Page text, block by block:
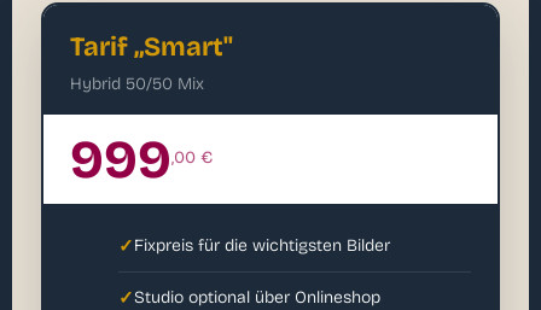
Tarif „Smart"
Hybrid 50/50 Mix
999,00 €
✓Fixpreis für die wichtigsten Bilder
✓Studio optional über Onlineshop